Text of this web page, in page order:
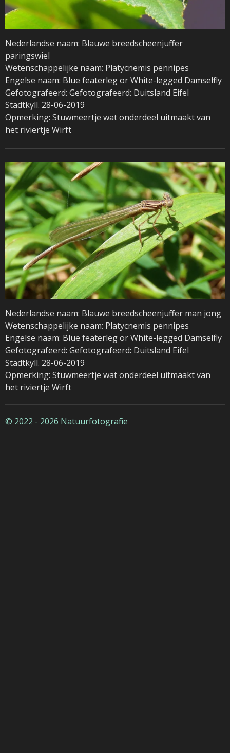
Nederlandse naam: Blauwe breedscheenjuffer
paringswiel
Wetenschappelijke naam: Platycnemis pennipes
Engelse naam: Blue featerleg or White-legged Damselfly
Gefotografeerd: Gefotografeerd: Duitsland Eifel
Stadtkyll. 28-06-2019
Opmerking: Stuwmeertje wat onderdeel uitmaakt van
het riviertje Wirft
Nederlandse naam: Blauwe breedscheenjuffer man jong
Wetenschappelijke naam: Platycnemis pennipes
Engelse naam: Blue featerleg or White-legged Damselfly
Gefotografeerd: Gefotografeerd: Duitsland Eifel
Stadtkyll. 28-06-2019
Opmerking: Stuwmeertje wat onderdeel uitmaakt van
het riviertje Wirft
© 2022 - 2026 Natuurfotografie